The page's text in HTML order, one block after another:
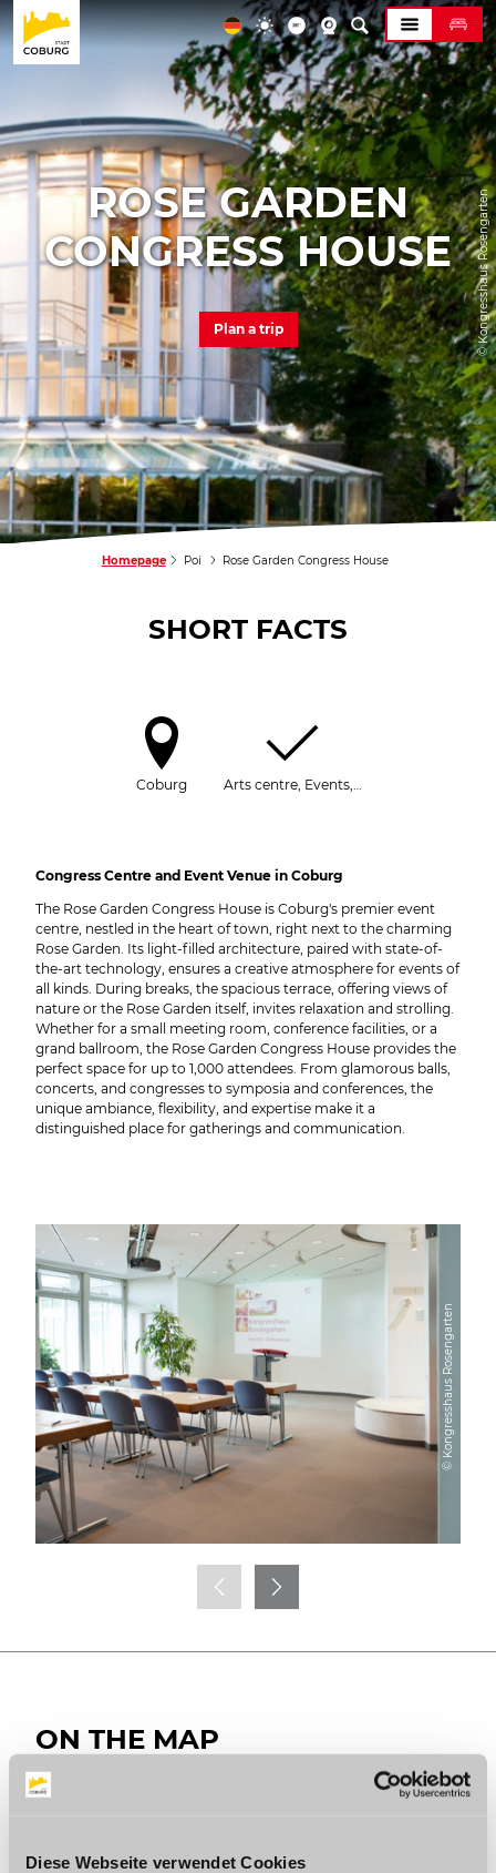
Diese Webseite verwendet Cookies
© Kongresshaus Rosengarten
ROSE GARDEN
CONGRESS HOUSE
Plan a trip
Homepage Poi Rose Garden Congress House
SHORT FACTS
Coburg Arts centre, Events,…
Congress Centre and Event Venue in Coburg
The Rose Garden Congress House is Coburg's premier event
centre, nestled in the heart of town, right next to the charming
Rose Garden. Its light-filled architecture, paired with state-of-
the-art technology, ensures a creative atmosphere for events of
all kinds. During breaks, the spacious terrace, offering views of
nature or the Rose Garden itself, invites relaxation and strolling.
Whether for a small meeting room, conference facilities, or a
grand ballroom, the Rose Garden Congress House provides the
perfect space for up to 1,000 attendees. From glamorous balls,
concerts, and congresses to symposia and conferences, the
unique ambiance, flexibility, and expertise make it a
distinguished place for gatherings and communication.
© Kongresshaus Rosengarten
ON THE MAP
Kongresshaus Rosengarten
Berliner Platz 1